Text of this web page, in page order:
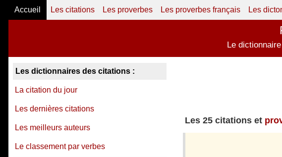
Accueil Les citations Les proverbes Les proverbes français Les
Le
Les 25 citations et
Les dictionnaires des citations :
La citation du jour
Les dernières citations
Les meilleurs auteurs
Le classement par verbes